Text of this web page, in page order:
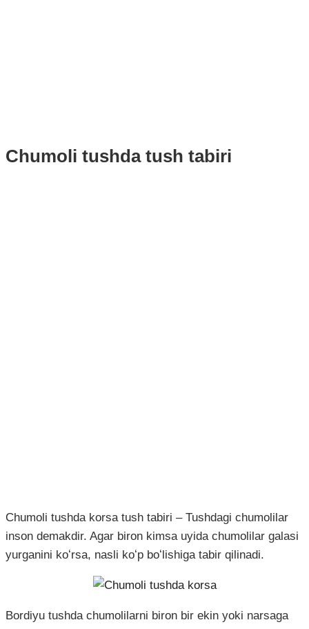
Chumoli tushda tush tabiri
Chumoli tushda korsa tush tabiri – Tushdagi chumolilar
inson demakdir. Agar biron kimsa uyida chumolilar galasi
yurganini koʻrsa, nasli koʻp boʻlishiga tabir qilinadi.
Bordiyu tushda chumolilarni biron bir ekin yoki narsaga